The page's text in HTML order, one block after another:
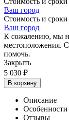
Ваш город
Стоимость и сроки
Ваш город
К сожалению, мы
местоположения.
помочь.
Закрыть
5 030 ₽
В корзину
Описание
Особенности
Отзывы